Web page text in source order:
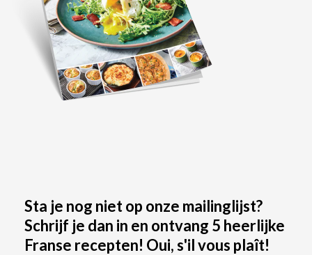
Sta je nog niet op onze mailinglijst?
Schrijf je dan in en ontvang 5 heerlijke
Franse recepten! Oui, s'il vous plaît!